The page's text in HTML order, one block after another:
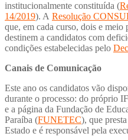
institucionalmente constituída (
14/2019). A Resolução
que, em cada curso, dois e meio
destinem a candidatos com
condições estabelecidas pelo
Canais de Comunicação
Este ano os candidatos vão
durante o processo: do próprio
e a página da Fundação de
Paraíba (FUNETEC), que
Estado e é responsável pela